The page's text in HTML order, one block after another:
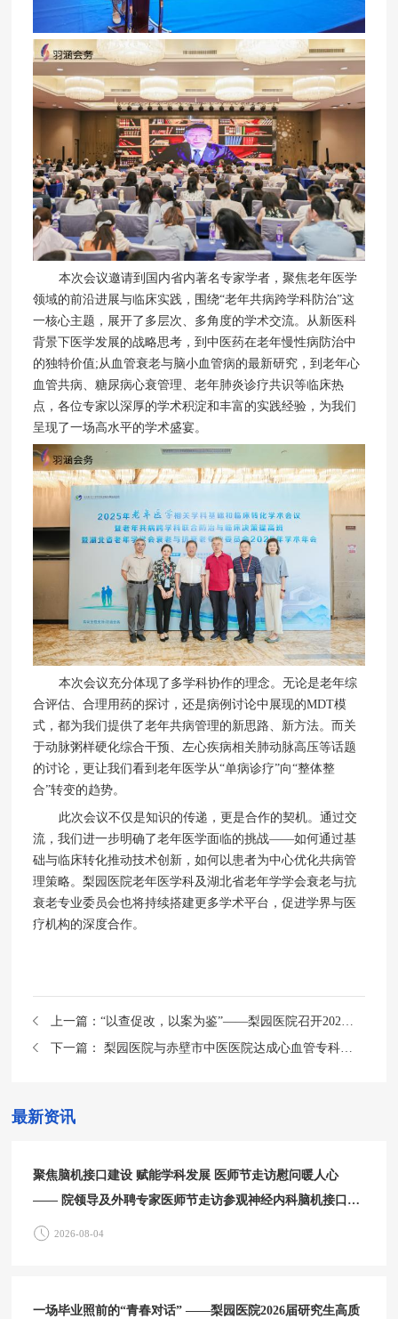
本次会议邀请到国内省内著名专家学者，聚焦老年医学
领域的前沿进展与临床实践，围绕“老年共病跨学科防治”这
一核心主题，展开了多层次、多角度的学术交流。从新医科
背景下医学发展的战略思考，到中医药在老年慢性病防治中
的独特价值;从血管衰老与脑小血管病的最新研究，到老年心
血管共病、糖尿病心衰管理、老年肺炎诊疗共识等临床热
点，各位专家以深厚的学术积淀和丰富的实践经验，为我们
呈现了一场高水平的学术盛宴。
本次会议充分体现了多学科协作的理念。无论是老年综
合评估、合理用药的探讨，还是病例讨论中展现的MDT模
式，都为我们提供了老年共病管理的新思路、新方法。而关
于动脉粥样硬化综合干预、左心疾病相关肺动脉高压等话题
的讨论，更让我们看到老年医学从“单病诊疗”向“整体整
合”转变的趋势。
此次会议不仅是知识的传递，更是合作的契机。通过交
流，我们进一步明确了老年医学面临的挑战——如何通过基
础与临床转化推动技术创新，如何以患者为中心优化共病管
理策略。梨园医院老年医学科及湖北省老年学学会衰老与抗
衰老专业委员会也将持续搭建更多学术平台，促进学界与医
疗机构的深度合作。
上一篇：
“以查促改，以案为鉴”——梨园医院召开2023年度审计问题整改专题培训会
梨园医院与赤壁市中医医院达成心血管专科战略协作
下一篇：
最新资讯
聚焦脑机接口建设 赋能学科发展 医师节走访慰问暖人心
—— 院领导及外聘专家医师节走访参观神经内科脑机接口中
心
2026-08-04
一场毕业照前的“青春对话” ——梨园医院2026届研究生高质